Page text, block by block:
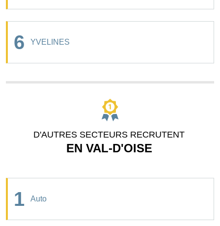
6 YVELINES
D'AUTRES SECTEURS RECRUTENT
EN VAL-D'OISE
1 Auto